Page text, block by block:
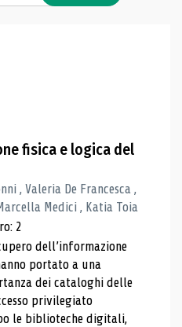
fisica e logica del
, Valeria De Francesca ,
Medici , Katia Toia
2
dell’informazione
portato a una
dei cataloghi delle
privilegiato
le biblioteche digitali,